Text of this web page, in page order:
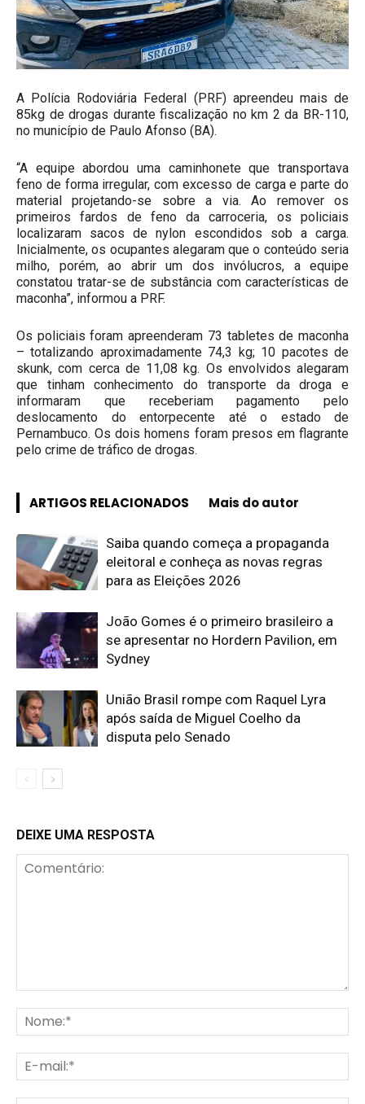
A Polícia Rodoviária Federal (PRF) apreendeu mais de
85kg de drogas durante fiscalização no km 2 da BR-110,
no município de Paulo Afonso (BA).
“A equipe abordou uma caminhonete que transportava
feno de forma irregular, com excesso de carga e parte do
material projetando-se sobre a via. Ao remover os
primeiros fardos de feno da carroceria, os policiais
localizaram sacos de nylon escondidos sob a carga.
Inicialmente, os ocupantes alegaram que o conteúdo seria
milho, porém, ao abrir um dos invólucros, a equipe
constatou tratar-se de substância com características de
maconha”, informou a PRF.
Os policiais foram apreenderam 73 tabletes de maconha
– totalizando aproximadamente 74,3 kg; 10 pacotes de
skunk, com cerca de 11,08 kg. Os envolvidos alegaram
que tinham conhecimento do transporte da droga e
informaram que receberiam pagamento pelo
deslocamento do entorpecente até o estado de
Pernambuco. Os dois homens foram presos em flagrante
pelo crime de tráfico de drogas.
ARTIGOS RELACIONADOS Mais do autor
Saiba quando começa a propaganda
eleitoral e conheça as novas regras
para as Eleições 2026
João Gomes é o primeiro brasileiro a
se apresentar no Hordern Pavilion, em
Sydney
União Brasil rompe com Raquel Lyra
após saída de Miguel Coelho da
disputa pelo Senado
DEIXE UMA RESPOSTA